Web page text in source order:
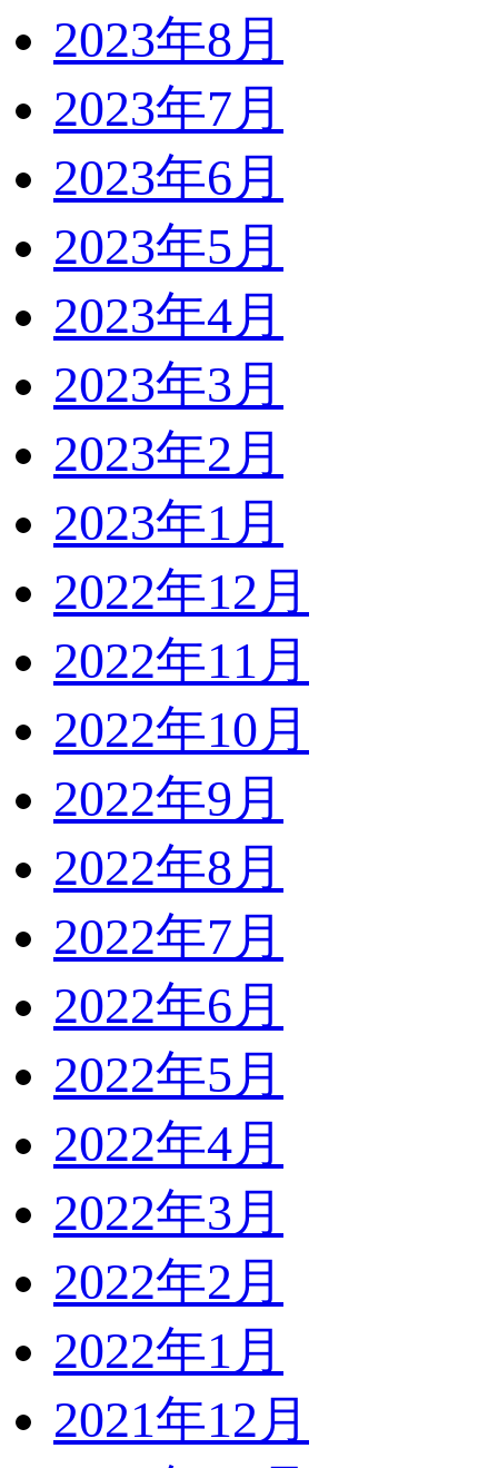
2023年8月
2023年7月
2023年6月
2023年5月
2023年4月
2023年3月
2023年2月
2023年1月
2022年12月
2022年11月
2022年10月
2022年9月
2022年8月
2022年7月
2022年6月
2022年5月
2022年4月
2022年3月
2022年2月
2022年1月
2021年12月